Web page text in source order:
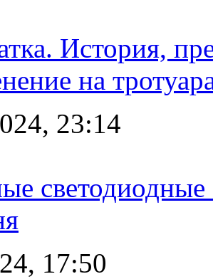
История,
на
23:14
17:50